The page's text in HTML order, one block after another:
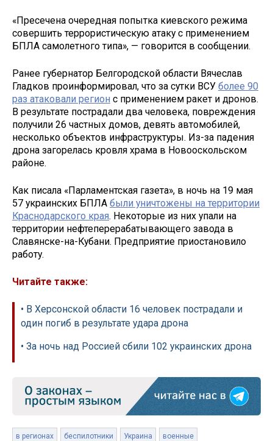
«Пресечена очередная попытка киевского режима
совершить террористическую атаку c применением
БПЛА самолетного типа», — говорится в сообщении.
Ранее губернатор Белгородской области Вячеслав
Гладков проинформировал, что за сутки ВСУ более 90
раз атаковали регион с применением ракет и дронов.
В результате пострадали два человека, повреждения
получили 26 частных домов, девять автомобилей,
несколько объектов инфраструктуры. Из-за падения
дрона загорелась кровля храма в Новооскольском
районе.
Как писала «Парламентская газета», в ночь на 19 мая
57 украинских БПЛА были уничтожены на территории
Краснодарского края. Некоторые из них упали на
территории нефтеперерабатывающего завода в
Славянске-на-Кубани. Предприятие приостановило
работу.
Читайте также:
• В Херсонской области 16 человек пострадали и
один погиб в результате удара дрона
• За ночь над Россией сбили 102 украинских дрона
в регионах беспилотники Украина военные